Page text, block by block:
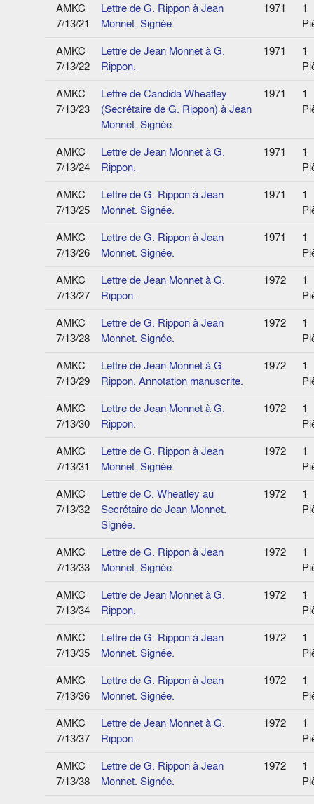
AMKC
7/13/21
Lettre de G. Rippon à Jean
Monnet. Signée.
1971
1
AMKC
7/13/22
Lettre de Jean Monnet à G.
Rippon.
1971
1
AMKC
7/13/23
Lettre de Candida Wheatley
(Secrétaire de G. Rippon) à Jean
Monnet. Signée.
1971
1
AMKC
7/13/24
Lettre de Jean Monnet à G.
Rippon.
1971
1
AMKC
7/13/25
Lettre de G. Rippon à Jean
Monnet. Signée.
1971
1
AMKC
7/13/26
Lettre de G. Rippon à Jean
Monnet. Signée.
1971
1
AMKC
7/13/27
Lettre de Jean Monnet à G.
Rippon.
1972
1
AMKC
7/13/28
Lettre de G. Rippon à Jean
Monnet. Signée.
1972
1
AMKC
7/13/29
Lettre de Jean Monnet à G.
Rippon. Annotation manuscrite.
1972
1
AMKC
7/13/30
Lettre de Jean Monnet à G.
Rippon.
1972
1
AMKC
7/13/31
Lettre de G. Rippon à Jean
Monnet. Signée.
1972
1
AMKC
7/13/32
Lettre de C. Wheatley au
Secrétaire de Jean Monnet.
Signée.
1972
1
AMKC
7/13/33
Lettre de G. Rippon à Jean
Monnet. Signée.
1972
1
AMKC
7/13/34
Lettre de Jean Monnet à G.
Rippon.
1972
1
AMKC
7/13/35
Lettre de G. Rippon à Jean
Monnet. Signée.
1972
1
AMKC
7/13/36
Lettre de G. Rippon à Jean
Monnet. Signée.
1972
1
AMKC
7/13/37
Lettre de Jean Monnet à G.
Rippon.
1972
1
AMKC
7/13/38
Lettre de G. Rippon à Jean
Monnet. Signée.
1972
1